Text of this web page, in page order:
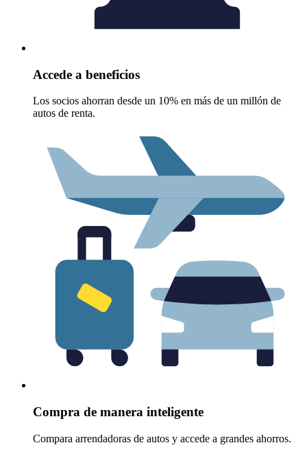
Accede a beneficios
Los socios ahorran desde un 10% en más de un millón de
autos de renta.
Compra de manera inteligente
Compara arrendadoras de autos y accede a grandes ahorros.